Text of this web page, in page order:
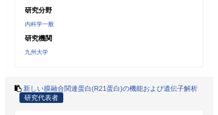
研究分野
内科学一般
研究機関
九州大学
新しい膜融合関連蛋白(R21蛋白)の機能および遺伝子解析
研究代表者